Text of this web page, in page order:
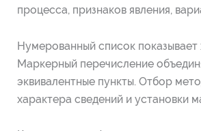
процесса, признаков явления,
Нумерованный список показывает
Маркерный перечисление
эквивалентные пункты. Отбор
характера сведений и установки